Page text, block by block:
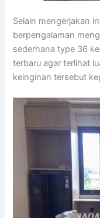
Selain mengerjakan
berpengalaman
sederhana type 36
terbaru agar terlihat
keinginan tersebut